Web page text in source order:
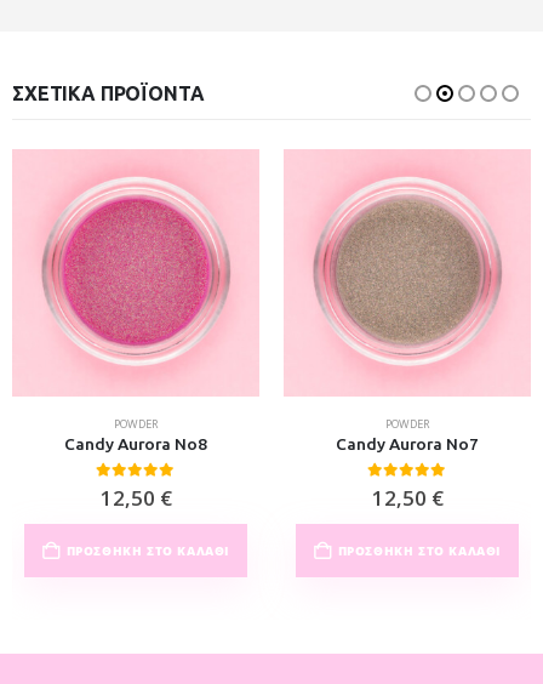
ΣΧΕΤΙΚΆ ΠΡΟΪΌΝΤΑ
POWDER
Candy Aurora No8
0out of 5
12,50 €
ΠΡΟΣΘΉΚΗ ΣΤΟ ΚΑΛΆΘΙ
POWDER
Candy Aurora No7
0out of 5
12,50 €
ΠΡΟΣΘΉΚΗ ΣΤΟ ΚΑΛΆΘΙ